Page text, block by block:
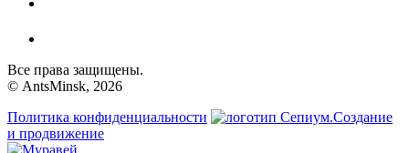
Все права защищены.
© AntsMinsk, 2026
Политика конфиденциальности
Создание
и продвижение